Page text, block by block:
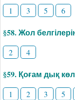
1 3 5 6
§58. Жол
2 4
§59. Қоғам дық
1 2 3 5